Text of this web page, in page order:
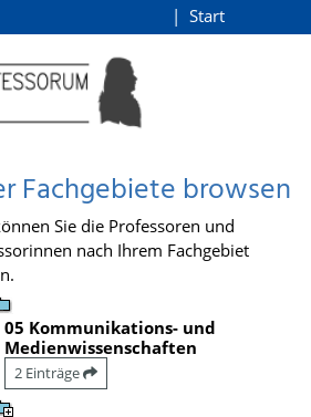
Start
Fachgebiete browsen
Sie die Professoren und
nach Ihrem Fachgebiet
05 Kommunikations- und
Medienwissenschaften
2 Einträge